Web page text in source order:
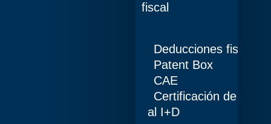
fiscal
Deducciones fiscales
Patent Box
CAE
Certificación de
al I+D